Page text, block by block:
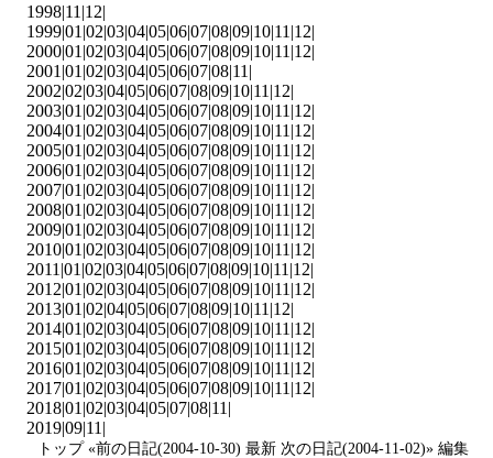
1998|11 |12|
1999|01 |02|03|04|05|06|07|08|09|10|11 |12|
2000|01 |02|03|04|05|06|07|08|09|10|11 |12|
2001|01 |02|03|04|05|06|07|08|11 |
2002|02|03|04|05|06|07|08|09|10|11 |12|
2003|01 |02|03|04|05|06|07|08|09|10|11 |12|
2004|01 |02|03|04|05|06|07|08|09|10|11 |12|
2005|01 |02|03|04|05|06|07|08|09|10|11 |12|
2006|01 |02|03|04|05|06|07|08|09|10|11 |12|
2007|01 |02|03|04|05|06|07|08|09|10|11 |12|
2008|01 |02|03|04|05|06|07|08|09|10|11 |12|
2009|01 |02|03|04|05|06|07|08|09|10|11 |12|
2010|01 |02|03|04|05|06|07|08|09|10|11 |12|
2011|01 |02|03|04|05|06|07|08|09|10|11 |12|
2012|01 |02|03|04|05|06|07|08|09|10|11 |12|
2013|01 |02|04|05|06|07|08|09|10|11 |12|
2014|01 |02|03|04|05|06|07|08|09|10|11 |12|
2015|01 |02|03|04|05|06|07|08|09|10|11 |12|
2016|01 |02|03|04|05|06|07|08|09|10|11 |12|
2017|01 |02|03|04|05|06|07|08|09|10|11 |12|
2018|01 |02|03|04|05|07|08|11 |
2019|09|11 |
トップ «前の日記(2004-10-30) 最新 次の日記(2004-11-02)» 編集